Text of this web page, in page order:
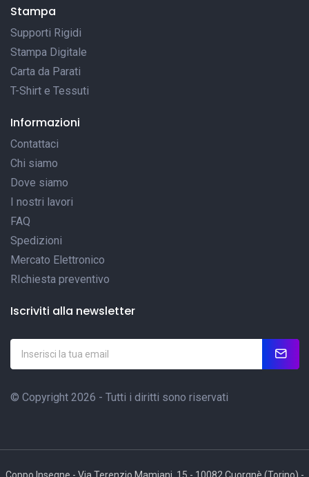
Stampa
Supporti Rigidi
Stampa Digitale
Carta da Parati
T-Shirt e Tessuti
Informazioni
Contattaci
Chi siamo
Dove siamo
I nostri lavori
FAQ
Spedizioni
Mercato Elettronico
RIchiesta preventivo
Iscriviti alla newsletter
© Copyright 2026 - Tutti i diritti sono riservati